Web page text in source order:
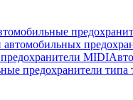
автомобильных
MIDI
предохранители типа